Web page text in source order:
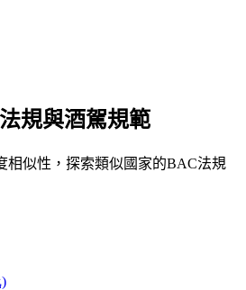
規與酒駕規範
相似性，探索類似國家的BAC法規